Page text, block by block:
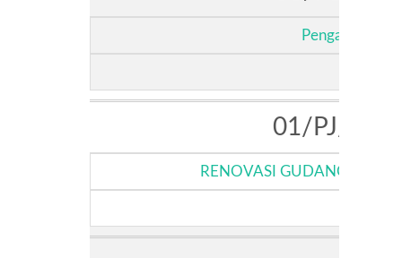
Pengadaan
01/PJ/06-
RENOVASI GUDANG